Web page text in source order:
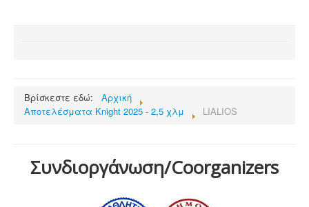
Βρίσκεστε εδώ:
Αρχική
Αποτελέσματα Knight 2025 - 2,5 χλμ
LIALIOS
Συνδιοργάνωση/Coorganizers